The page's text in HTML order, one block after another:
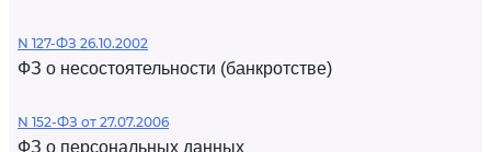
N 127-ФЗ 26.10.2002
ФЗ о несостоятельности (банкротстве)
N 152-ФЗ от 27.07.2006
ФЗ о персональных данных